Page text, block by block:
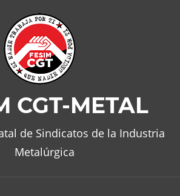
CGT-METAL
de Sindicatos de la Industria
Metalúrgica